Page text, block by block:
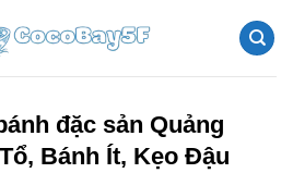
đặc sản Quảng
Bánh Ít, Kẹo Đậu